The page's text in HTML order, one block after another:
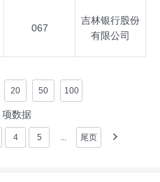
067
吉林银行股份
有限公司
20 50 100
项数据
4 5 ... 尾页